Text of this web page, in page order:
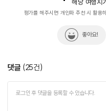
해당 여행지
평가를 해주시면 개인화 추천 시 활용
좋아요!
댓글 (25건)